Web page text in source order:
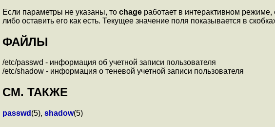
Если параметры не указаны, то chage работает в интерактивном
либо оставить его как есть. Текущее значение поля показывается в
ФАЙЛЫ
/etc/passwd - информация об учетной записи пользователя
/etc/shadow - информация о теневой учетной записи пользователя
СМ. ТАКЖЕ
passwd (5), shadow(5)